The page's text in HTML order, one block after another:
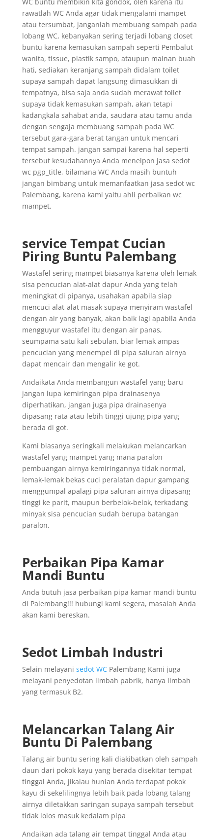
rawatlah WC Anda agar tidak mengalami mampet
atau tersumbat, janganlah membuang sampah pada
lobang WC, kebanyakan sering terjadi lobang closet
buntu karena kemasukan sampah seperti Pembalut
wanita, tissue, plastik sampo, ataupun mainan buah
hati, sediakan keranjang sampah didalam toilet
supaya sampah dapat langsung dimasukkan di
tempatnya, bisa saja anda sudah merawat toilet
supaya tidak kemasukan sampah, akan tetapi
kadangkala sahabat anda, saudara atau tamu anda
dengan sengaja membuang sampah pada WC
tersebut gara-gara berat tangan untuk mencari
tempat sampah. jangan sampai karena hal seperti
tersebut kesudahannya Anda menelpon jasa sedot
wc pgp_title, bilamana WC Anda masih buntuh
jangan bimbang untuk memanfaatkan jasa sedot wc
Palembang, karena kami yaitu ahli perbaikan wc
mampet.
service Tempat Cucian
Piring Buntu Palembang
Wastafel sering mampet biasanya karena oleh lemak
sisa pencucian alat-alat dapur Anda yang telah
meningkat di pipanya, usahakan apabila siap
mencuci alat-alat masak supaya menyiram wastafel
dengan air yang banyak, akan baik lagi apabila Anda
mengguyur wastafel itu dengan air panas,
seumpama satu kali sebulan, biar lemak ampas
pencucian yang menempel di pipa saluran airnya
dapat mencair dan mengalir ke got.
Andaikata Anda membangun wastafel yang baru
jangan lupa kemiringan pipa drainasenya
diperhatikan, jangan juga pipa drainasenya
dipasang rata atau lebih tinggi ujung pipa yang
berada di got.
Kami biasanya seringkali melakukan melancarkan
wastafel yang mampet yang mana paralon
pembuangan airnya kemiringannya tidak normal,
lemak-lemak bekas cuci peralatan dapur gampang
menggumpal apalagi pipa saluran airnya dipasang
tinggi ke parit, maupun berbelok-belok, terkadang
minyak sisa pencucian sudah berupa batangan
paralon.
Perbaikan Pipa Kamar
Mandi Buntu
Anda butuh jasa perbaikan pipa kamar mandi buntu
di Palembang!!! hubungi kami segera, masalah Anda
akan kami bereskan.
Sedot Limbah Industri
Selain melayani sedot WCPalembang Kami juga
melayani penyedotan limbah pabrik, hanya limbah
yang termasuk B2.
Melancarkan Talang Air
Buntu Di Palembang
Talang air buntu sering kali diakibatkan oleh sampah
daun dari pokok kayu yang berada disekitar tempat
tinggal Anda, jikalau hunian Anda terdapat pokok
kayu di sekelilingnya lebih baik pada lobang talang
airnya diletakkan saringan supaya sampah tersebut
tidak lolos masuk kedalam pipa
Andaikan ada talang air tempat tinggal Anda atau